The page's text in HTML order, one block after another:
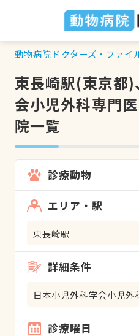
動物病院ドクターズ・ファイ
東長崎駅(東京都
会小児外科専門
院一覧
診療動物
エリア・駅
東長崎駅
詳細条件
日本小児外科学会小児外
診療曜日